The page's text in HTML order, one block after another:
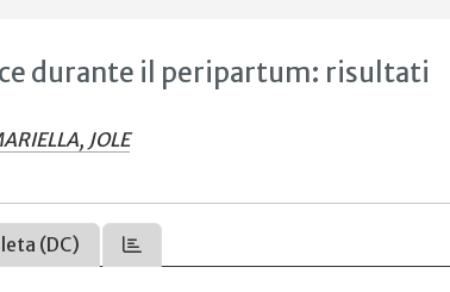
durante il peripartum: risultati
JOLE
(DC)